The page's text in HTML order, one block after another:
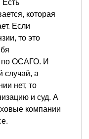
Есть
которая
Если
то это
по ОСАГО. И
случай, а
нет, то
и суд. А
компании